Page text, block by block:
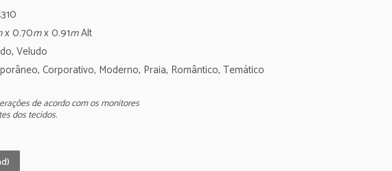
x 0.70mx 0.91mAlt
Veludo
Corporativo, Moderno, Praia, Romântico, Temático
de acordo com os monitores
dos tecidos.